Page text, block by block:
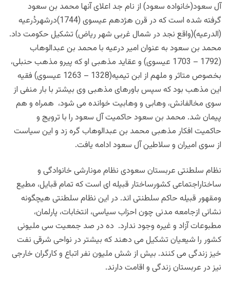
آل سعود(خانواده سعود) از نام جد اعلای آنها محمد بن سعود
گرفته شده است که در قرن هژدهم عیسوی (1744)درشهردُرعیه
(الدرعیه)(واقع نجد در شمال غربی شهر ریاض) تشکیل حکومت داد.
محمد بن سعود به عنوان امیر درعیه با محمد بن عبدالوهاب
(1792 – 1703 عیسوی) و عقاید مذهبی او که پیرو مذهب حنبلی،
بخصوص متاثر و ملهم از ابن تیمیه(1328 – 1263 عیسوی) فقیه
این مذهب بود که سپس باورهای مذهبی وی بیشتر با بار منفی از
سوی مخالفانش، وهابی و وهابیت خوانده می شود، همراه و هم
پیمان شد. محمد بن سعود حاکمیت آل سعود را با ترویج و
حاکمیت افکار مذهبی محمد بن عبدالوهاب گره زد و این سیاست
از سوی امیران و سلاطین آل سعود ادامه یافت.
نظام سلطنتی عربستان سعودی نظام مونارشی خانوادگی و
ساختاراجتماعی کشورساختار قبیله ای است که تمام قبایل، مطیع
ومقهور قبیله حاکم سلطنتی اند. در این نظام سلطنتی هیچگونه
نشانی ازجامعه مدنی چون احزاب سیاسی، انتخابات، پارلمان،
مطبوعات آزاد و غیره وجود ندارد. ده در صد جمعیت سی ملیونی
کشور را شیعیان تشکیل می دهند که بیشتر در نواحی شرقی نفت
خیز زندگی می کنند. بیش از شش ملیون نفر اتباع و کارگران خارجی
نیز در عربستان زندگی و اقامت دارند.